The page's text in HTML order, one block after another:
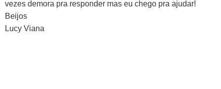
vezes demora pra responder mas eu chego pra ajudar!
Beijos
Lucy Viana